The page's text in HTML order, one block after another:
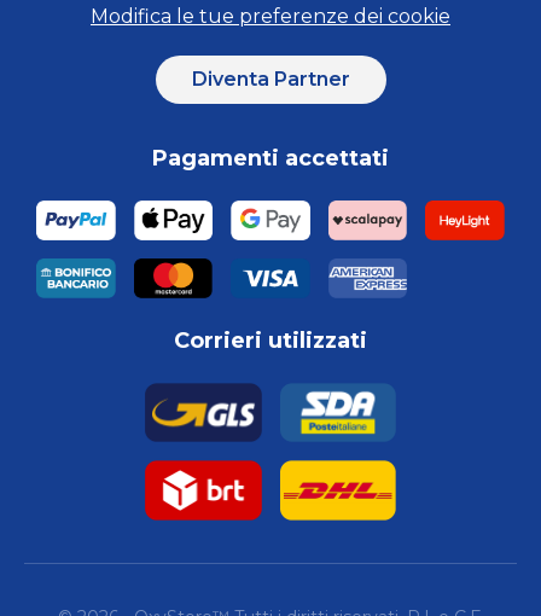
Modifica le tue preferenze dei cookie
Diventa Partner
Pagamenti accettati
Corrieri utilizzati